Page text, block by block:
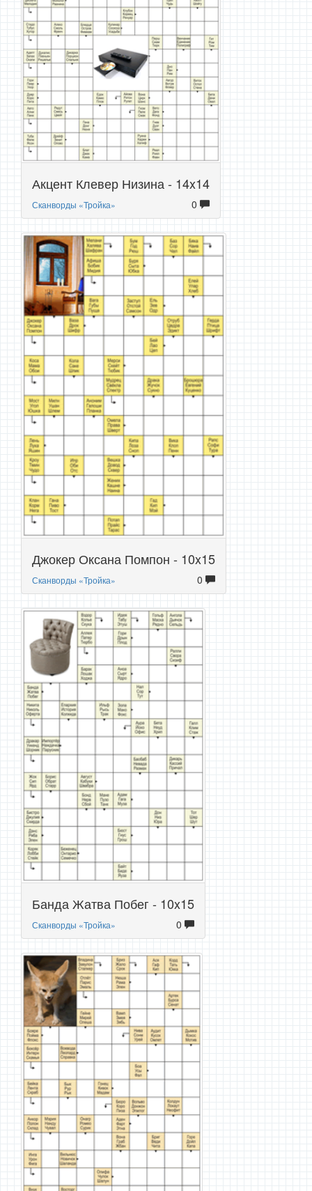
Акцент Клевер Низина - 14x14
Сканворды «Тройка» 0
Джокер Оксана Помпон - 10x15
Сканворды «Тройка» 0
Банда Жатва Побег - 10x15
Сканворды «Тройка» 0